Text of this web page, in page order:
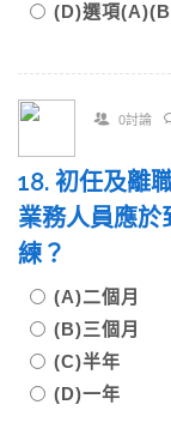
(D)選項
0討論
18. 初任及離
業務人員應於
練？
(A)二個月
(B)三個月
(C)半年
(D)一年